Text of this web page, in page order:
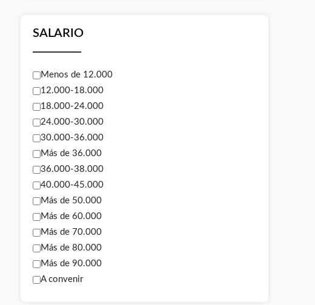
SALARIO
Menos de 12.000
12.000-18.000
18.000-24.000
24.000-30.000
30.000-36.000
Más de 36.000
36.000-38.000
40.000-45.000
Más de 50.000
Más de 60.000
Más de 70.000
Más de 80.000
Más de 90.000
A convenir